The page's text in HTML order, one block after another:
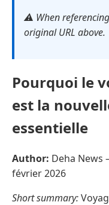
⚠️ When
original URL above.
Pourquoi le
est la
essentielle
Author: Deha News
février 2026
Short summary: